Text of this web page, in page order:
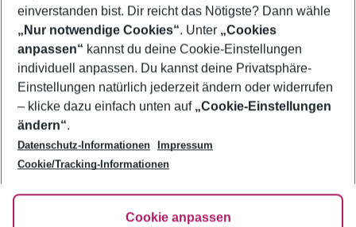
Footer
Footer navigation
Über uns
AGB
Bestpreisgarantie
Cookie-Einstellungen ändern
Cookie-Richtlinie
Agenturbetreuung
Barrierefreies Reisen
HanseMerkur Reiseversicherung
Folge uns
einverstanden bist. Dir reicht das Nötigste? Dann wähle
„Nur notwendige Cookies“. Unter „Cookies
anpassen“ kannst du deine Cookie-Einstellungen
individuell anpassen. Du kannst deine Privatsphäre-
Einstellungen natürlich jederzeit ändern oder widerrufen
– klicke dazu einfach unten auf „Cookie-Einstellungen
ändern“.
Datenschutz-Informationen
Impressum
Cookie/Tracking-Informationen
Cookie anpassen